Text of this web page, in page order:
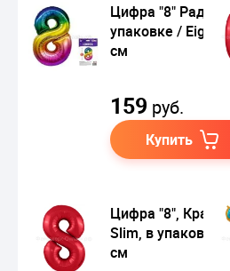
Цифра "8" Радуга
упаковке / Eight
см
159 руб.
Купить
Цифра "8",
Slim, в упаковке,
см